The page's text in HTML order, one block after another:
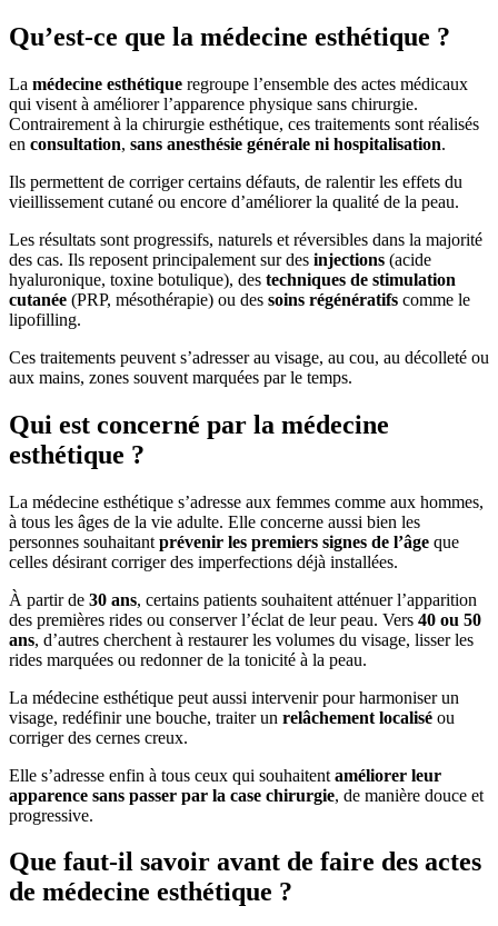
Qu’est-ce que la médecine esthétique ?
La médecine esthétique regroupe l’ensemble des actes médicaux
qui visent à améliorer l’apparence physique sans chirurgie.
Contrairement à la chirurgie esthétique, ces traitements sont réalisés
en consultation, sans anesthésie générale ni hospitalisation.
Ils permettent de corriger certains défauts, de ralentir les effets du
vieillissement cutané ou encore d’améliorer la qualité de la peau.
Les résultats sont progressifs, naturels et réversibles dans la majorité
des cas. Ils reposent principalement sur des injections (acide
hyaluronique, toxine botulique), des techniques de stimulation
cutanée (PRP, mésothérapie) ou des soins régénératifs comme le
lipofilling.
Ces traitements peuvent s’adresser au visage, au cou, au décolleté ou
aux mains, zones souvent marquées par le temps.
Qui est concerné par la médecine
esthétique ?
La médecine esthétique s’adresse aux femmes comme aux hommes,
à tous les âges de la vie adulte. Elle concerne aussi bien les
personnes souhaitant prévenir les premiers signes de l’âge que
celles désirant corriger des imperfections déjà installées.
À partir de 30 ans, certains patients souhaitent atténuer l’apparition
des premières rides ou conserver l’éclat de leur peau. Vers 40 ou 50
ans, d’autres cherchent à restaurer les volumes du visage, lisser les
rides marquées ou redonner de la tonicité à la peau.
La médecine esthétique peut aussi intervenir pour harmoniser un
visage, redéfinir une bouche, traiter un relâchement localisé ou
corriger des cernes creux.
Elle s’adresse enfin à tous ceux qui souhaitent améliorer leur
apparence sans passer par la case chirurgie, de manière douce et
progressive.
Que faut-il savoir avant de faire des actes
de médecine esthétique ?